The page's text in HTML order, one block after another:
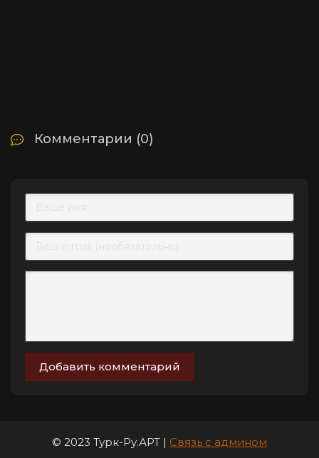
Комментарии (0)
Добавить комментарий
© 2023 Турк-Ру.АРТ | Связь с админом